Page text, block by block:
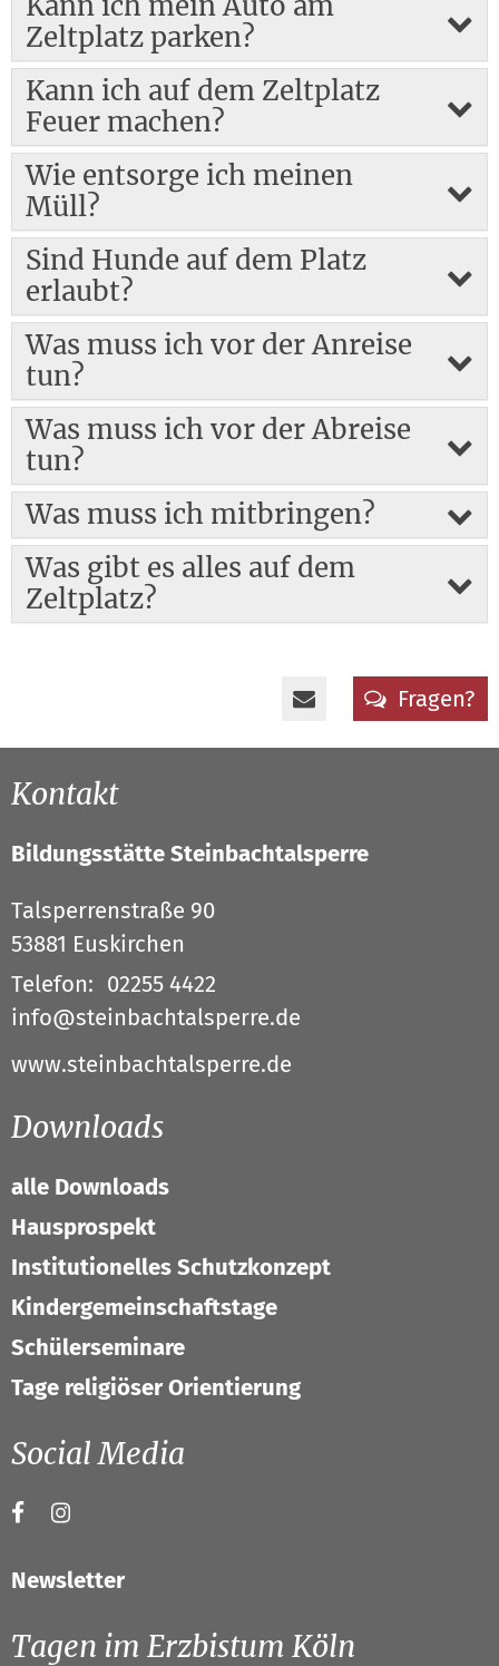
Zeltplatz parken?
Kann ich auf dem Zeltplatz
Feuer machen?
Wie entsorge ich meinen
Müll?
Sind Hunde auf dem Platz
erlaubt?
Was muss ich vor der Anreise
tun?
Was muss ich vor der Abreise
tun?
Was muss ich mitbringen?
Was gibt es alles auf dem
Zeltplatz?
Fragen?
Kontakt
Bildungsstätte Steinbachtalsperre
Talsperrenstraße 90
53881 Euskirchen
Telefon: 02255 4422
info@steinbachtalsperre.de
www.steinbachtalsperre.de
Downloads
alle Downloads
Hausprospekt
Institutionelles Schutzkonzept
Kindergemeinschaftstage
Schülerseminare
Tage religiöser Orientierung
Social Media
Newsletter
Tagen im Erzbistum Köln